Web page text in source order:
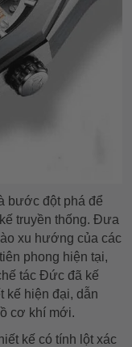
bước đột phá để
truyền thống. Đưa
xu hướng của các
phong hiện tại,
tác Đức đã kế
kế hiện đại, dẫn
cơ khí mới.
kế có tính lột xác